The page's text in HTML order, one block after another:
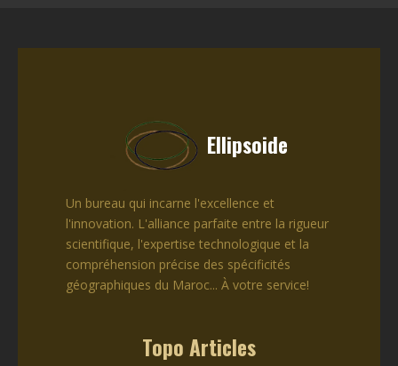
Ellipsoide
Un bureau qui incarne l'excellence et
l'innovation. L'alliance parfaite entre la rigueur
scientifique, l'expertise technologique et la
compréhension précise des spécificités
géographiques du Maroc... À votre service!
Topo Articles